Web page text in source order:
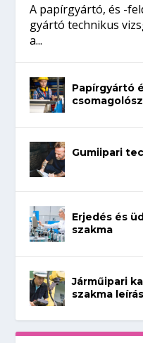
A papírgyártó, és -
gyártó technikus
a...
Papírgyártó
Gumiipari
Erjedés és
szakma
Járműipari
szakma